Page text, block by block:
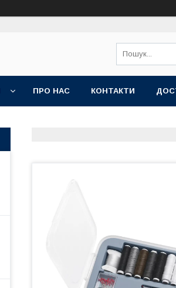
ПРО НАС КОНТАКТИ